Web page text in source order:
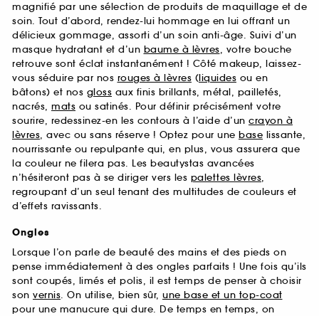
magnifié par une sélection de produits de maquillage et de
soin. Tout d’abord, rendez-lui hommage en lui offrant un
délicieux gommage, assorti d’un soin anti-âge. Suivi d’un
masque hydratant et d’un baume à lèvres, votre bouche
retrouve sont éclat instantanément ! Côté makeup, laissez-
vous séduire par nos rouges à lèvres (liquides ou en
bâtons) et nos gloss aux finis brillants, métal, pailletés,
nacrés, mats ou satinés. Pour définir précisément votre
sourire, redessinez-en les contours à l’aide d’un crayon à
lèvres, avec ou sans réserve ! Optez pour une base lissante,
nourrissante ou repulpante qui, en plus, vous assurera que
la couleur ne filera pas. Les beautystas avancées
n’hésiteront pas à se diriger vers les palettes lèvres,
regroupant d’un seul tenant des multitudes de couleurs et
d’effets ravissants.
Ongles
Lorsque l’on parle de beauté des mains et des pieds on
pense immédiatement à des ongles parfaits ! Une fois qu’ils
sont coupés, limés et polis, il est temps de penser à choisir
son vernis. On utilise, bien sûr, une base et un top-coat
pour une manucure qui dure. De temps en temps, on